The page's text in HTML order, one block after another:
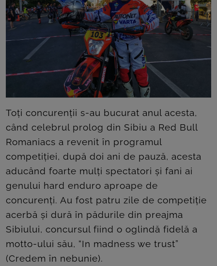
Toți concurenții s-au bucurat anul acesta,
când celebrul prolog din Sibiu a Red Bull
Romaniacs a revenit în programul
competiției, după doi ani de pauză, acesta
aducând foarte mulți spectatori și fani ai
genului hard enduro aproape de
concurenți. Au fost patru zile de competiție
acerbă și dură în pădurile din preajma
Sibiului, concursul fiind o oglindă fidelă a
motto-ului său, “In madness we trust”
(Credem în nebunie).